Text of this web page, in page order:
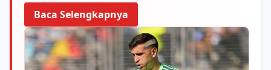
Baca Selengkapnya